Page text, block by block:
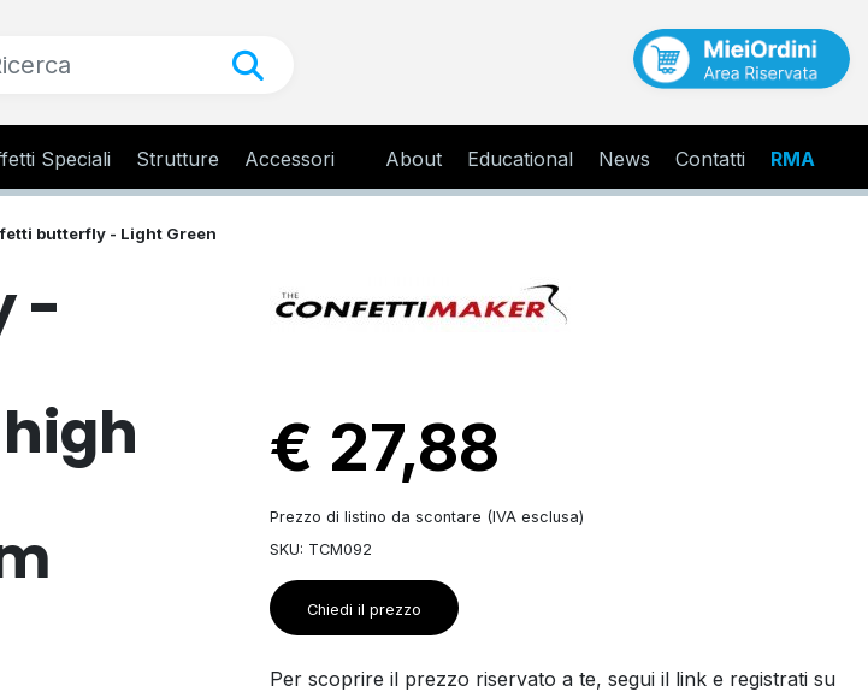
Speciali Strutture Accessori About Educational News Contatti RMA
butterfly - Light Green
-
€ 27,88
Prezzo di listino da scontare (IVA esclusa)
SKU: TCM092
Chiedi il prezzo
Per scoprire il prezzo riservato a te, segui il link e registrati su